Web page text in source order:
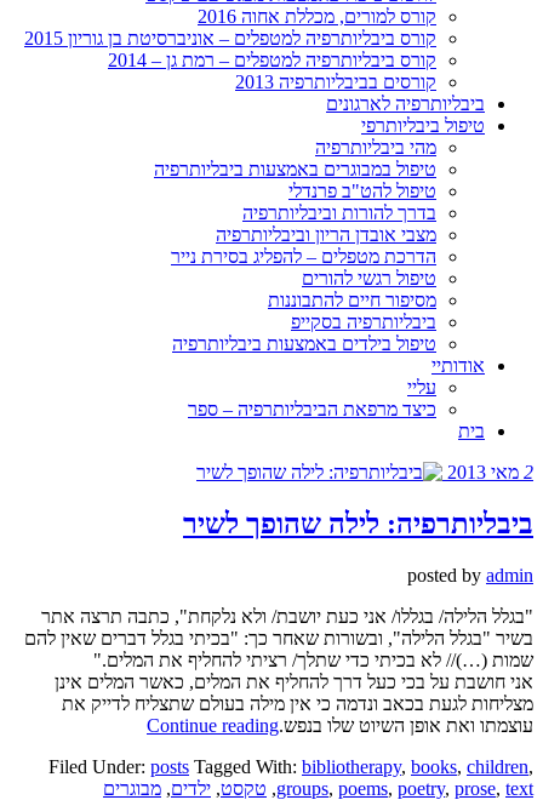
קורס למורים, מכללת אחוה 2016
קורס ביבליותרפיה למטפלים – אוניברסיטת בן גוריון 2015
קורס ביבליותרפיה למטפלים – רמת גן – 2014
קורסים בביבליותרפיה 2013
ביבליותרפיה לארגונים
טיפול ביבליותרפי
מהי ביבליותרפיה
טיפול במבוגרים באמצעות ביבליותרפיה
טיפול להט"ב פרנדלי
בדרך להורות וביבליותרפיה
מצבי אובדן הריון וביבליותרפיה
הדרכת מטפלים – להפליג בסירת נייר
טיפול רגשי להורים
מסיפור חיים להתבוננות
ביבליותרפיה בסקייפ
טיפול בילדים באמצעות ביבליותרפיה
אודותיי
עליי
כיצד מרפאת הביבליותרפיה – ספר
בית
2 מאי 2013
ביבליותרפיה: לילה שהופך לשיר
posted by admin
"בגלל הלילה/ בגללו/ אני כעת יושבת/ ולא נלקחת", כתבה תרצה אתר
בשיר "בגלל הלילה", ובשורות שאחר כך: "בכיתי בגלל דברים שאין להם
שמות (…)// לא בכיתי כדי שתלך/ רציתי להחליף את המלים."
אני חושבת על בכי כעל דרך להחליף את המלים, כאשר המלים אינן
מצליחות לגעת בכאב ונדמה כי אין מילה בעולם שתצליח לדייק את
עוצמתו ואת אופן השיוט שלו בנפש.Continue reading
Filed Under: posts Tagged With: bibliotherapy, books, children,
groups, poems, poetry, prose, text
, טקסט, ילדים, מבוגרים